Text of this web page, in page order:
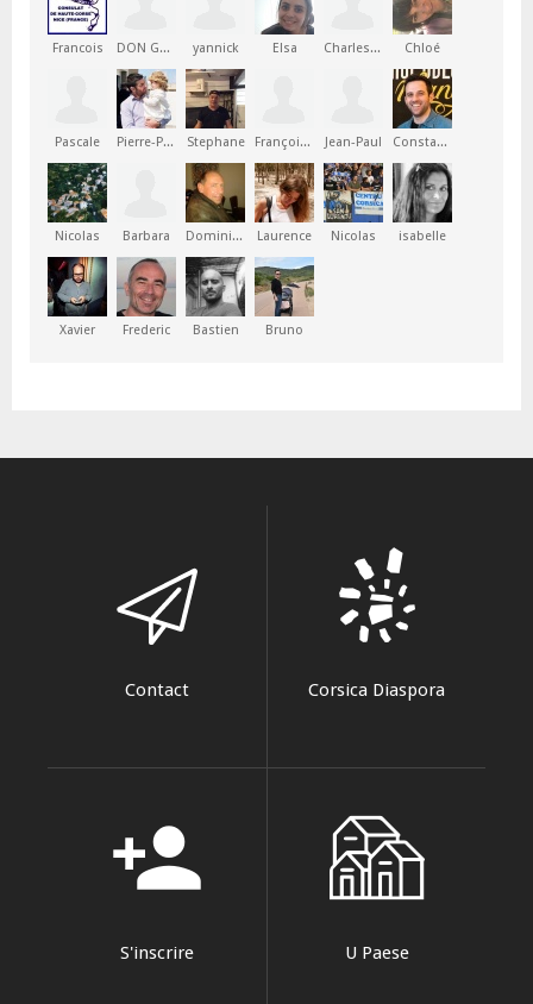
Francois DON GHJACUMU yannick Elsa Charles-Antoine Chloé
Pascale Pierre-Paul Stephane François-Xavier Jean-Paul Constantin
Nicolas Barbara Dominique-Joseph Laurence Nicolas isabelle
Xavier Frederic Bastien Bruno
Contact Corsica Diaspora
person_add
S'inscrire U Paese